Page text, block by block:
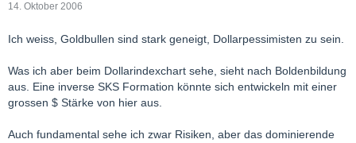
14. Oktober 2006
Ich weiss, Goldbullen sind stark geneigt, Dollarpessimisten zu sein.
Was ich aber beim Dollarindexchart sehe, sieht nach Boldenbildung
aus. Eine inverse SKS Formation könnte sich entwickeln mit einer
grossen $ Stärke von hier aus.
Auch fundamental sehe ich zwar Risiken, aber das dominierende